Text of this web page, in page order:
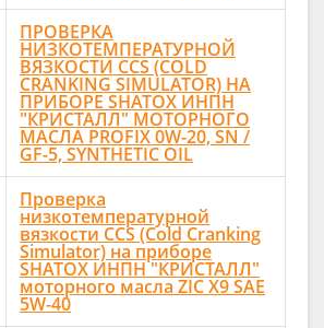
ПРОВЕРКА
НИЗКОТЕМПЕРАТУРНОЙ
ВЯЗКОСТИ CCS (COLD
CRANKING SIMULATOR) НА
ПРИБОРЕ SHATOX ИНПН
"КРИСТАЛЛ" МОТОРНОГО
МАСЛА PROFIX 0W-20, SN /
GF-5, SYNTHETIC OIL
Проверка
низкотемпературной
вязкости CCS (Cold Cranking
Simulator) на приборе
SHATOX ИНПН "КРИСТАЛЛ"
моторного масла ZIC X9 SAE
5W-40